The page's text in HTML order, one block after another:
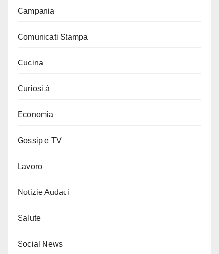
Campania
Comunicati Stampa
Cucina
Curiosità
Economia
Gossip e TV
Lavoro
Notizie Audaci
Salute
Social News